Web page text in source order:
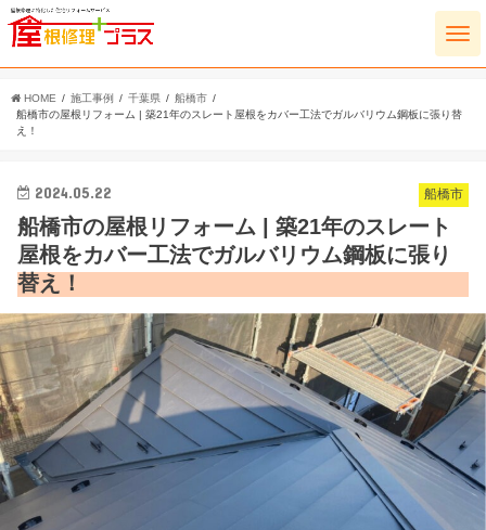
HOME 施工事例 千葉県
船橋市
船橋市の屋根リフォーム | 築21年のスレート屋根をカバー工法でガルバリウム鋼板に張り替
え！
船橋市
2024.05.22
船橋市の屋根リフォーム | 築21年のスレート
屋根をカバー工法でガルバリウム鋼板に張り
替え！